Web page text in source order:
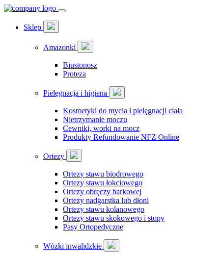
Sklep
Amazonki
Biustonosz
Proteza
Pielęgnacja i higiena
Kosmetyki do mycia i pielęgnacji ciała
Nietrzymanie moczu
Cewniki, worki na mocz
Produkty Refundowanie NFZ Online
Ortezy
Ortezy stawu biodrowego
Ortezy stawu łokciowego
Ortezy obręczy barkowej
Ortezy nadgarstka lub dłoni
Ortezy stawu kolanowego
Ortezy stawu skokowego i stopy
Pasy Ortopedyczne
Wózki inwalidzkie